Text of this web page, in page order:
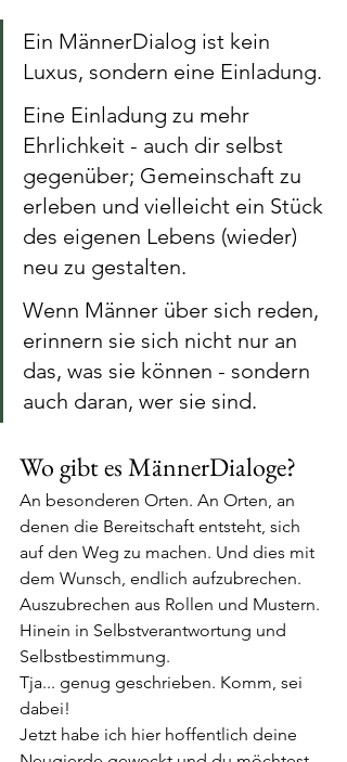
Ein MännerDialog ist kein
Luxus, sondern eine Einladung.
Eine Einladung zu mehr
Ehrlichkeit - auch dir selbst
gegenüber; Gemeinschaft zu
erleben und vielleicht ein Stück
des eigenen Lebens (wieder)
neu zu gestalten.
Wenn Männer über sich reden,
erinnern sie sich nicht nur an
das, was sie können - sondern
auch daran, wer sie sind.
Wo gibt es MännerDialoge?
An besonderen Orten. An Orten, an
denen die Bereitschaft entsteht, sich
auf den Weg zu machen. Und dies mit
dem Wunsch, endlich aufzubrechen.
Auszubrechen aus Rollen und Mustern.
Hinein in Selbstverantwortung und
Selbstbestimmung.
Tja... genug geschrieben. Komm, sei
dabei!
Jetzt habe ich hier hoffentlich deine